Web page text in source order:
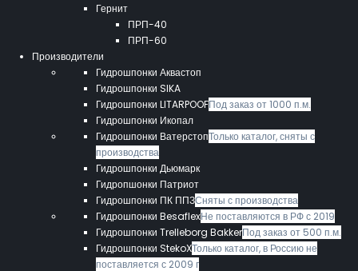
Гернит
ПРП-40
ПРП-60
Производители
Гидрошпонки Аквастоп
Гидрошпонки SIKA
Гидрошпонки LITARPOOFПод заказ от 1000 п.м.
Гидрошпонки Икопал
Гидрошпонки ВатерстопТолько каталог, сняты с
производства
Гидрошпонки Дьюмарк
Гидропшонки Патриот
Гидрошпонки ПК ППЗСняты с производства
Гидрошпонки BesaflexНе поставляются в РФ с 2019
Гидрошпонки Trelleborg BakkerПод заказ от 500 п.м.
Гидрошпонки StekoXТолько каталог, в Россию не
поставляется с 2009 г